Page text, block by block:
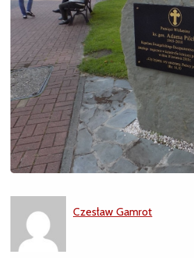
Czesław Gamrot